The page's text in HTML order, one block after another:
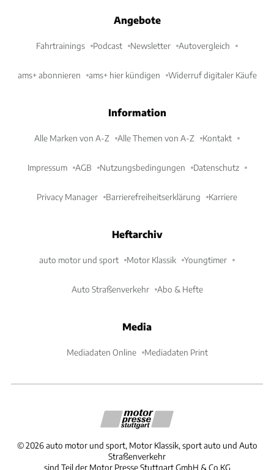
Angebote
Fahrtrainings Podcast Newsletter Autovergleich
ams+ abonnieren ams+ hier kündigen Widerruf digitaler Käufe
Information
Alle Marken von A-Z Alle Themen von A-Z Kontakt
Impressum AGB Nutzungsbedingungen Datenschutz
Privacy Manager Barrierefreiheitserklärung Karriere
Heftarchiv
auto motor und sport Motor Klassik Youngtimer
Auto Straßenverkehr Abo & Hefte
Media
Mediadaten Online Mediadaten Print
©2026 auto motor und sport, Motor Klassik, sport auto und Auto
Straßenverkehr
sind Teil der Motor Presse Stuttgart GmbH & Co.KG